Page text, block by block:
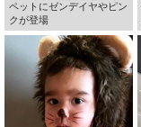
ペットにゼンデイヤやピン
クが登場